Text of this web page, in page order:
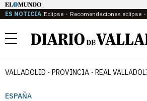
ES NOTICIA Eclipse Recomendaciones eclipse
Menú
VALLADOLID PROVINCIA REAL
ESPAÑA